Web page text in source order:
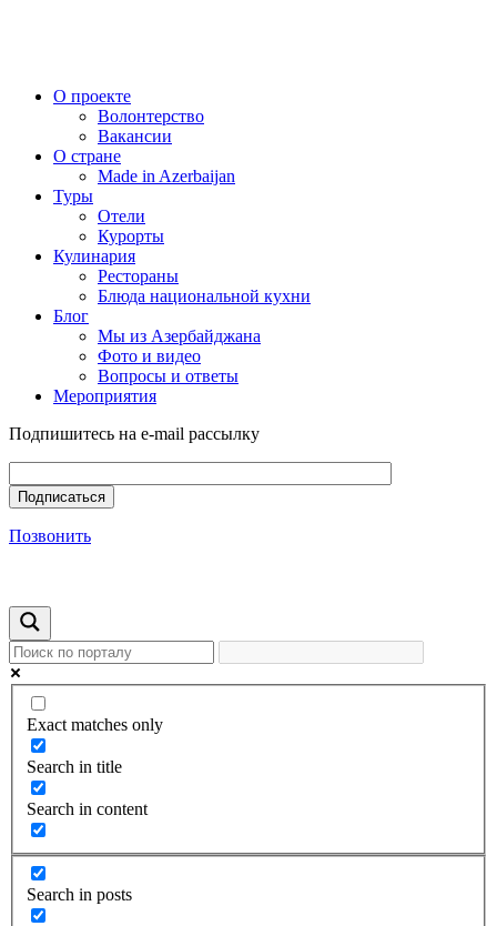
О проекте
Волонтерство
Вакансии
О стране
Made in Azerbaijan
Туры
Отели
Курорты
Кулинария
Рестораны
Блюда национальной кухни
Блог
Мы из Азербайджана
Фото и видео
Вопросы и ответы
Мероприятия
Подпишитесь на e-mail рассылку
Позвонить
Exact matches only
Search in title
Search in content
Search in posts